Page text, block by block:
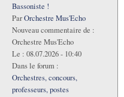
Bassoniste !
ParOrchestre Mus'Echo
Nouveau commentaire de :
Orchestre Mus'Echo
Le : 08.07.2026 - 10:40
Dans le forum :
Orchestres, concours,
professeurs, postes